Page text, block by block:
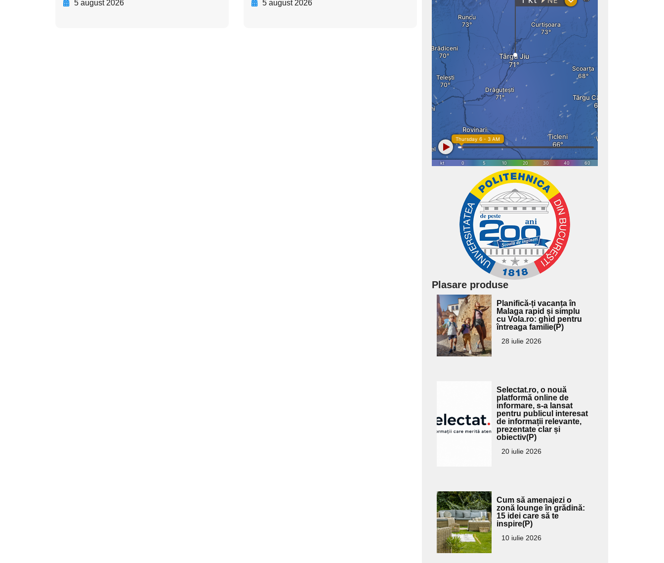
5 august 2026 5 august 2026
Plasare produse
Adaugă
aici textul
pentru
subtitlu
Planifică-ți vacanța în
Malaga rapid și simplu
cu Vola.ro: ghid pentru
întreaga familie(P)
28 iulie 2026
subtitlu
Selectat.ro, o nouă
platformă online de
informare, s-a lansat
pentru publicul interesat
de informații relevante,
prezentate clar și
obiectiv(P)
20 iulie 2026
Adaugă
aici textul
pentru
subtitlu
Cum să amenajezi o
zonă lounge în grădină:
15 idei care să te
inspire(P)
10 iulie 2026